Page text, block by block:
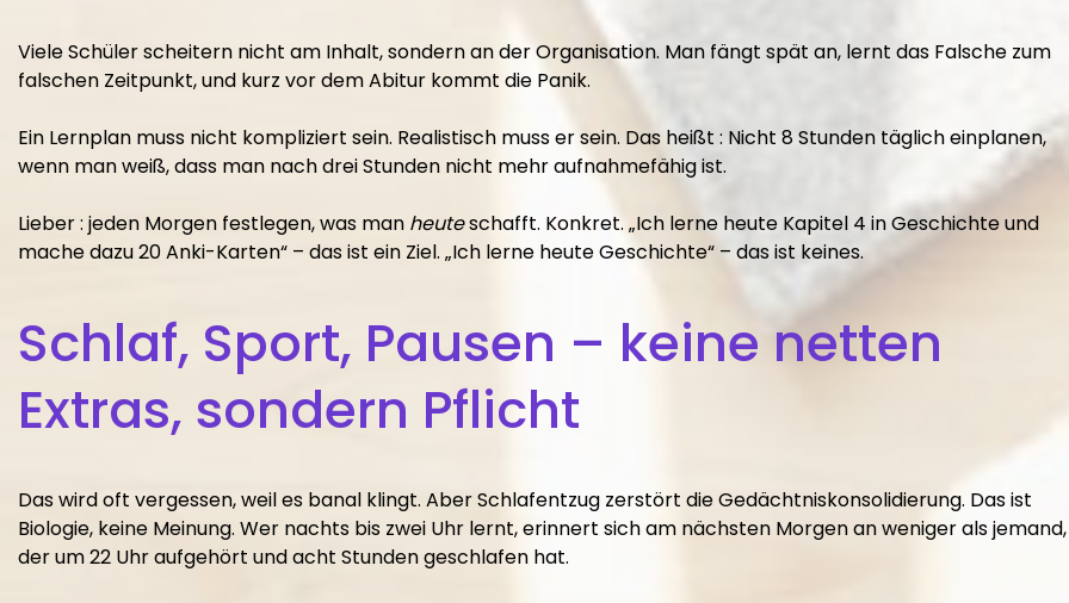
Viele Schüler scheitern nicht am Inhalt, sondern an der Organisation. Man fängt spät an, lernt das Falsche zum
falschen Zeitpunkt, und kurz vor dem Abitur kommt die Panik.
Ein Lernplan muss nicht kompliziert sein. Realistisch muss er sein. Das heißt : Nicht 8 Stunden täglich einplanen,
wenn man weiß, dass man nach drei Stunden nicht mehr aufnahmefähig ist.
Lieber : jeden Morgen festlegen, was man heuteschafft. Konkret. „Ich lerne heute Kapitel 4 in Geschichte und
mache dazu 20 Anki-Karten“ – das ist ein Ziel. „Ich lerne heute Geschichte“ – das ist keines.
Schlaf, Sport, Pausen – keine netten
Extras, sondern Pflicht
Das wird oft vergessen, weil es banal klingt. Aber Schlafentzug zerstört die Gedächtniskonsolidierung. Das ist
Biologie, keine Meinung. Wer nachts bis zwei Uhr lernt, erinnert sich am nächsten Morgen an weniger als jemand,
der um 22 Uhr aufgehört und acht Stunden geschlafen hat.